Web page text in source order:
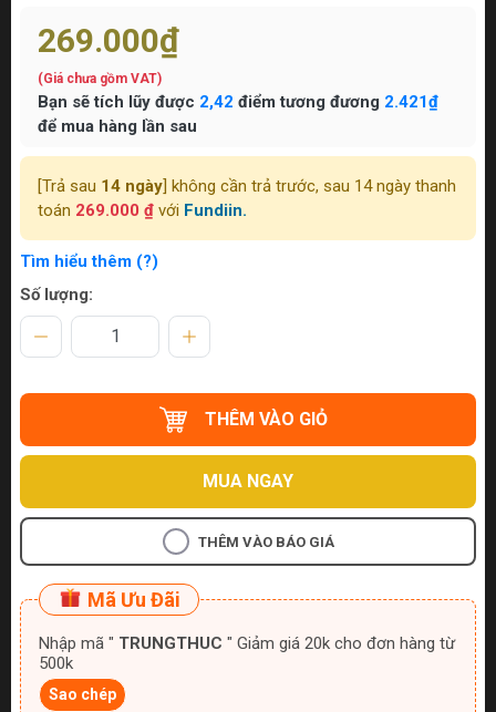
269.000₫
(Giá chưa gồm VAT)
Bạn sẽ tích lũy được 2,42 điểm tương đương 2.421₫
để mua hàng lần sau
[Trả sau 14 ngày ] không cần trả trước, sau 14 ngày thanh
toán 269.000 ₫ với Fundiin.
Tìm hiểu thêm (?)
Số lượng:
THÊM VÀO GIỎ
MUA NGAY
THÊM VÀO BÁO GIÁ
Mã Ưu Đãi
Nhập mã " TRUNGTHUC " Giảm giá 20k cho đơn hàng từ
500k
Sao chép